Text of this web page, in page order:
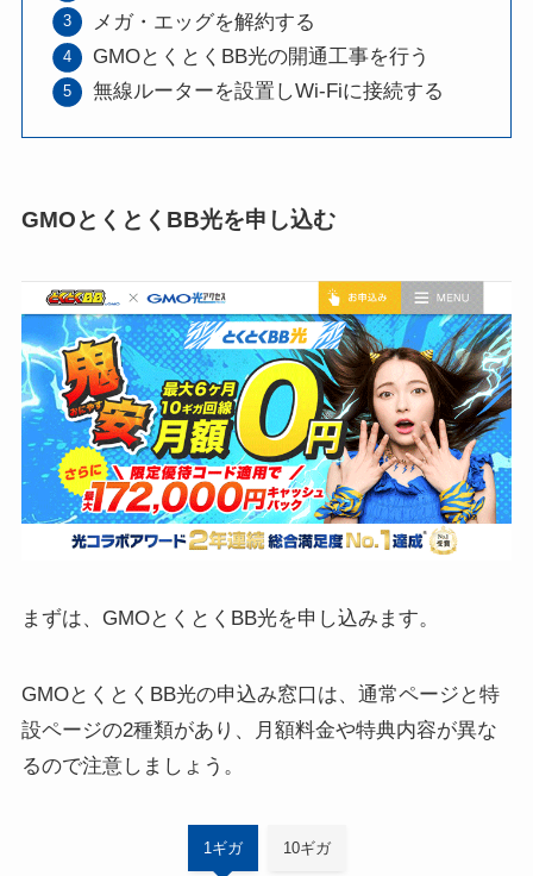
メガ・エッグを解約する
GMOとくとくBB光の開通工事を行う
無線ルーターを設置しWi-Fiに接続する
GMOとくとくBB光を申し込む
まずは、GMOとくとくBB光を申し込みます。
GMOとくとくBB光の申込み窓口は、通常ページと特
設ページの2種類があり、月額料金や特典内容が異な
るので注意しましょう。
1ギガ 10ギガ